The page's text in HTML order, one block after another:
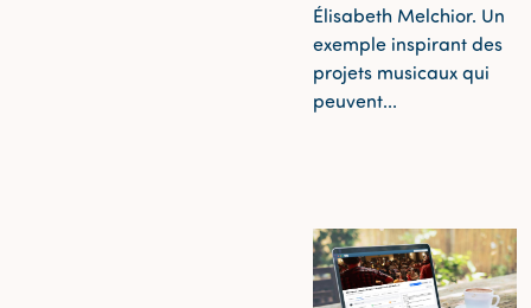
Élisabeth Melchior. Un
exemple inspirant des
projets musicaux qui
peuvent...